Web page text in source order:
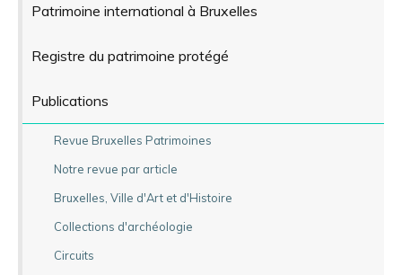
Patrimoine international à Bruxelles
Registre du patrimoine protégé
Publications
Revue Bruxelles Patrimoines
Notre revue par article
Bruxelles, Ville d'Art et d'Histoire
Collections d'archéologie
Circuits